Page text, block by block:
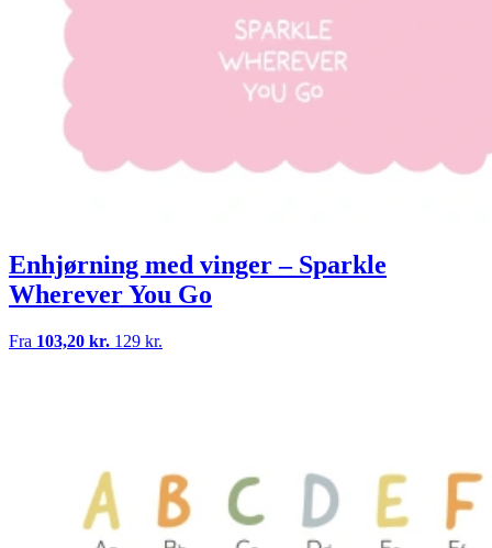
Enhjørning med vinger – Sparkle
Wherever You Go
Fra 103,20 kr. 129 kr.